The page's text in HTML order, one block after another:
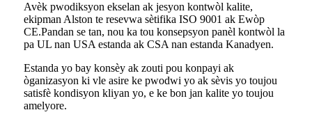
Avèk pwodiksyon ekselan ak jesyon kontwòl kalite,
ekipman Alston te resevwa sètifika ISO 9001 ak Ewòp
CE.Pandan se tan, nou ka tou konsepsyon panèl kontwòl la
pa UL nan USA estanda ak CSA nan estanda Kanadyen.
Estanda yo bay konsèy ak zouti pou konpayi ak
òganizasyon ki vle asire ke pwodwi yo ak sèvis yo toujou
satisfè kondisyon kliyan yo, e ke bon jan kalite yo toujou
amelyore.